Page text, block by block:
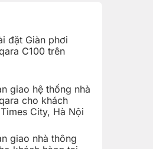
đặt Giàn phơi
C100 trên
giao hệ thống nhà
cho khách
City, Hà Nội
giao nhà thông